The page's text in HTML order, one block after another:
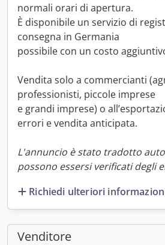
normali orari di apertura.
È disponibile un servizio di
consegna in Germania
possibile con un costo
Vendita solo a commercianti
professionisti, piccole imprese
e grandi imprese) o
errori e vendita anticipata.
L'annuncio è stato tradotto
possono essersi verificati degli
Richiedi ulteriori
Venditore